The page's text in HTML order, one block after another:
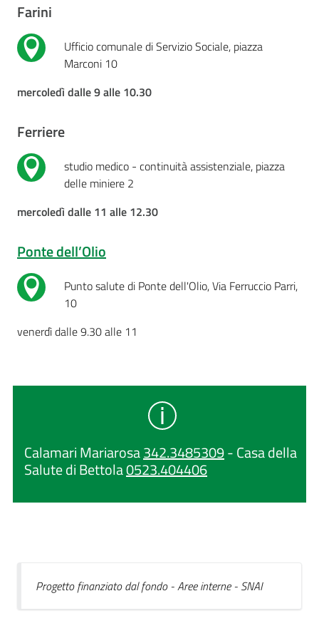
a
Piacenza
Costruiamo
ed Enti
Farini
Ufficio comunale di Servizio Sociale, piazza
Marconi 10
mercoledì dalle 9 alle 10.30
Ferriere
studio medico - continuità assistenziale, piazza
delle miniere 2
mercoledì dalle 11 alle 12.30
Ponte dell’Olio
Punto salute di Ponte dell'Olio, Via Ferruccio Parri,
10
venerdì dalle 9.30 alle 11
Calamari Mariarosa342.3485309- Casa della
Salute di Bettola0523.404406
Progetto finanziato dal fondo - Aree interne - SNAI